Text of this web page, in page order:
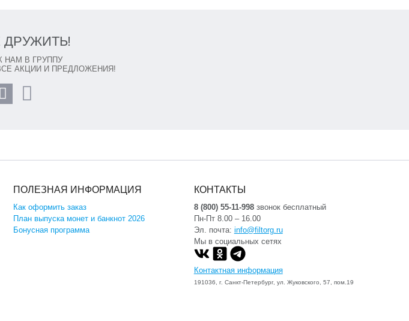
ДРУЖИТЬ!
НАМ В ГРУППУ
АКЦИИ И ПРЕДЛОЖЕНИЯ!
ПОЛЕЗНАЯ ИНФОРМАЦИЯ
Как оформить заказ
План выпуска монет и банкнот 2026
Бонусная программа
КОНТАКТЫ
8 (800) 55-11-998звонок бесплатный
Пн-Пт 8.00 – 16.00
Эл. почта: info@filtorg.ru
Мы в социальных сетях
Контактная информация
191036, г. Санкт-Петербург, ул. Жуковского, 57, пом.19